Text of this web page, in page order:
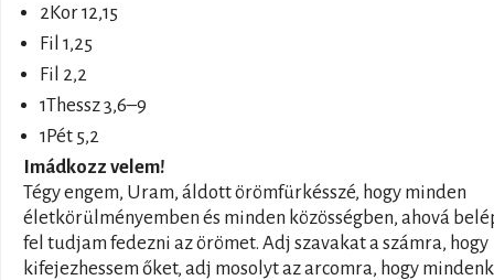
2Kor 12,15
Fil 1,25
Fil 2,2
1Thessz 3,6–9
1Pét 5,2
Imádkozz velem!
Tégy engem, Uram, áldott örömfürkésszé, hogy minden
életkörülményemben és minden közösségben, ahová
fel tudjam fedezni az örömet. Adj szavakat a számra, hogy
kifejezhessem őket, adj mosolyt az arcomra, hogy